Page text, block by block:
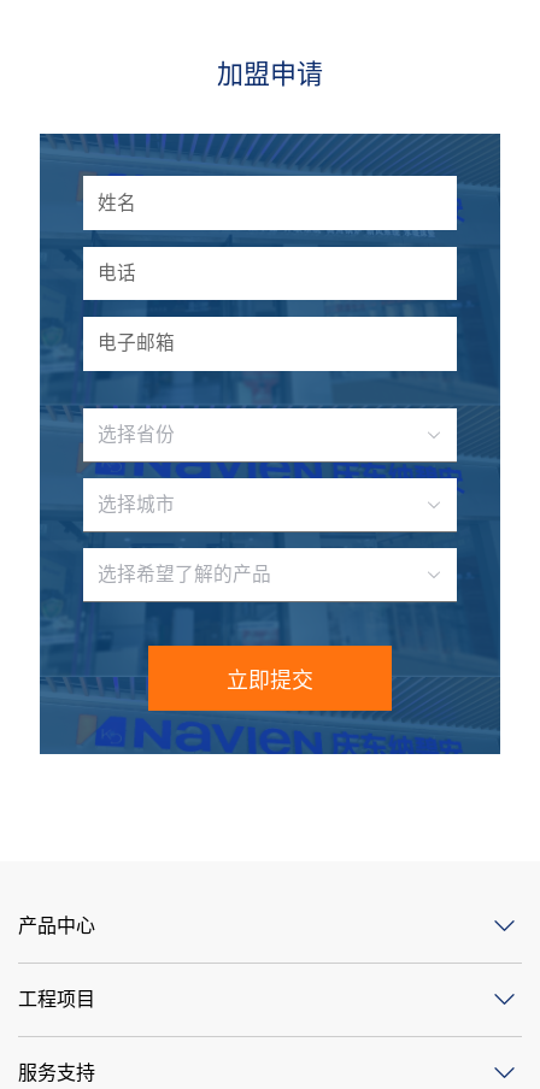
加盟申请
选择省份
选择城市
选择希望了解的产品
立即提交
产品中心
工程项目
服务支持